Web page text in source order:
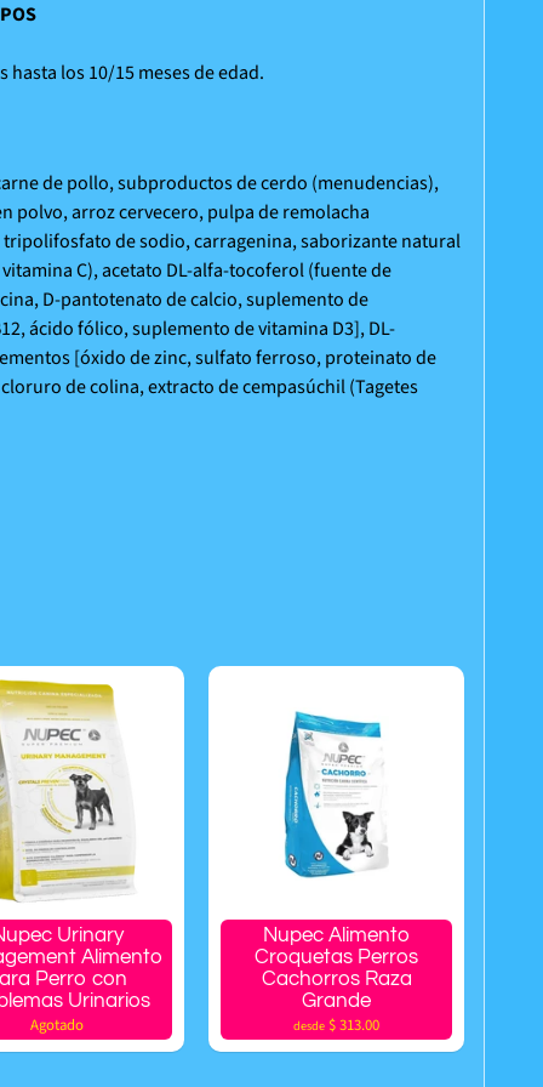
los 10/15 meses de edad.
de pollo, subproductos de cerdo (menudencias),
polvo, arroz cervecero, pulpa de remolacha
de sodio, carragenina, saborizante natural
C), acetato DL-alfa-tocoferol (fuente de
D-pantotenato de calcio, suplemento de
ácido fólico, suplemento de vitamina D3], DL-
[óxido de zinc, sulfato ferroso, proteinato de
de colina, extracto de cempasúchil (Tagetes
Urinary
Alimento
Perro con
Urinarios
Agotado
Nupec Alimento
Croquetas Perros
Cachorros Raza
Grande
desde $ 313.00